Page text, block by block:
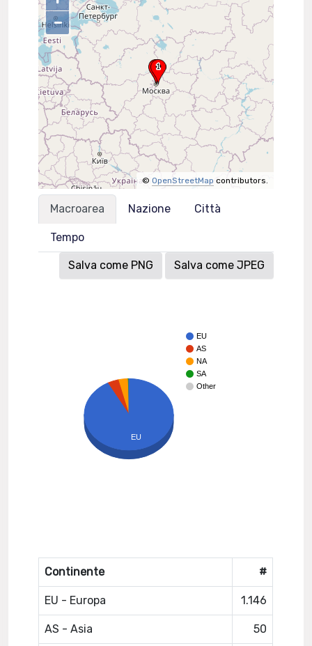
–
© OpenStreetMap contributors.
Macroarea Nazione Città
Tempo
Salva come PNG Salva come JPEG
EU
AS
NA
SA
Other
EU
Continente #
EU - Europa 1.146
AS - Asia 50